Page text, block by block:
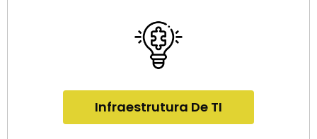
Infraestrutura De TI